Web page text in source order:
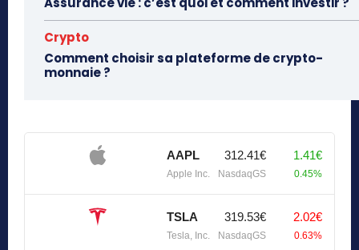
Crypto
Comment choisir sa plateforme de crypto-
monnaie ?
AAPL
Apple Inc.
312.41€
NasdaqGS
1.41€
0.45%
TSLA
Tesla, Inc.
319.53€
NasdaqGS
2.02€
0.63%